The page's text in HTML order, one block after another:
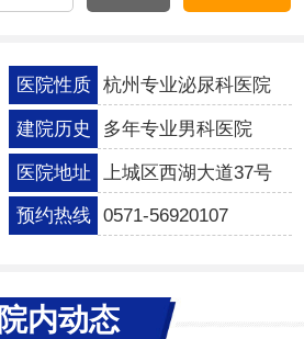
医院性质 杭州专业泌尿科医院
建院历史 多年专业男科医院
医院地址 上城区西湖大道37号
预约热线 0571-56920107
院内动态